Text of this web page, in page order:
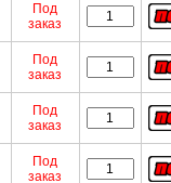
Под
заказ
Под
заказ
Под
заказ
Под
заказ